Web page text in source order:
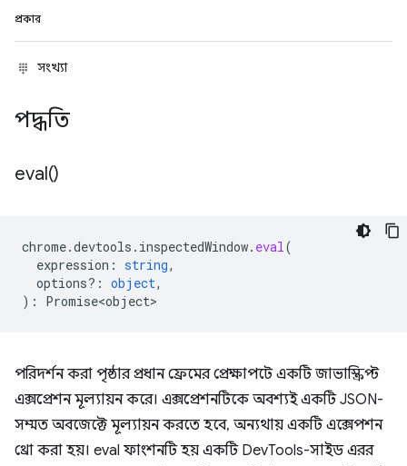
প্রকার
সংখ্যা
পদ্ধতি
eval()
chrome.devtools . inspectedWindow. eval(
expression : string,
options? : object,
) : Promise<object>
পরিদর্শন করা পৃষ্ঠার প্রধান ফ্রেমের প্রেক্ষাপটে একটি জাভাস্ক্রিপ্ট
এক্সপ্রেশন মূল্যায়ন করে। এক্সপ্রেশনটিকে অবশ্যই একটি JSON-
সম্মত অবজেক্টে মূল্যায়ন করতে হবে, অন্যথায় একটি এক্সেপশন
থ্রো করা হয়। eval ফাংশনটি হয় একটি DevTools-সাইড এরর